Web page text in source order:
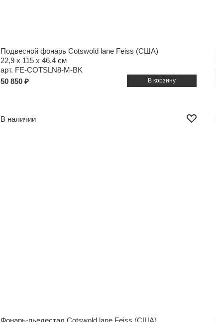
Подвесной фонарь Cotswold lane Feiss (США)
22,9 x 115 x 46,4 см
арт. FE-COTSLN8-M-BK
50 850 ₽
В наличии
Фонарь-пьедестал Cotswold lane Feiss (США)